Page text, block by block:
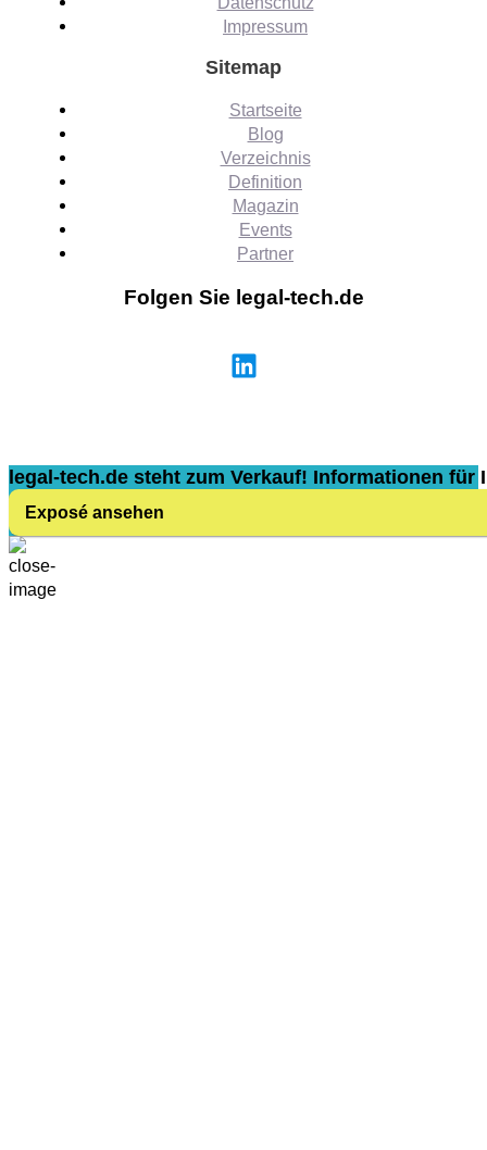
Impressum
Sitemap
Startseite
Blog
Verzeichnis
Definition
Magazin
Events
Partner
Folgen Sie legal-tech.de
legal-tech.de steht zum Verkauf! Informationen für
Exposé ansehen